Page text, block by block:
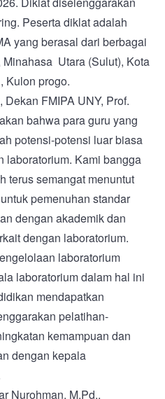
Peserta diklat adalah
yang berasal dari berbagai
Utara (Sulut), Kota
Kulon progo.
FMIPA UNY, Prof.
bahwa para guru yang
potensi-potensi luar biasa
laboratorium. Kami bangga
terus semangat menuntut
pemenuhan standar
dengan akademik dan
dengan laboratorium.
laboratorium
laboratorium dalam hal ini
mendapatkan
pelatihan-
kemampuan dan
dengan kepala
Nurohman, M.Pd.,